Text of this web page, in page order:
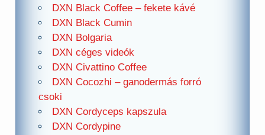
DXN Black Coffee – fekete kávé
DXN Black Cumin
DXN Bolgaria
DXN céges videók
DXN Civattino Coffee
DXN Cocozhi – ganodermás forró
csoki
DXN Cordyceps kapszula
DXN Cordypine